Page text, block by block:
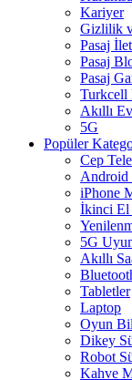
Kariyer
Gizlilik
Pasaj
Pasaj
Pasaj
Turkcell
Akıllı Ev
5G
Popüler
Cep
Android
iPhone
İkinci El
5G
Akıllı
Tabletler
Laptop
Oyun
Dikey
Robot
Kahve